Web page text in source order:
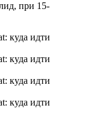
при 15-